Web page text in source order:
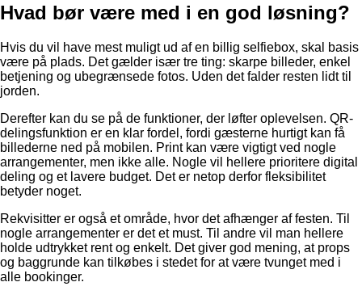
Hvad bør være med i en god løsning?
Hvis du vil have mest muligt ud af en billig selfiebox, skal basis
være på plads. Det gælder især tre ting: skarpe billeder, enkel
betjening og ubegrænsede fotos. Uden det falder resten lidt til
jorden.
Derefter kan du se på de funktioner, der løfter oplevelsen. QR-
delingsfunktion er en klar fordel, fordi gæsterne hurtigt kan få
billederne ned på mobilen. Print kan være vigtigt ved nogle
arrangementer, men ikke alle. Nogle vil hellere prioritere digital
deling og et lavere budget. Det er netop derfor fleksibilitet
betyder noget.
Rekvisitter er også et område, hvor det afhænger af festen. Til
nogle arrangementer er det et must. Til andre vil man hellere
holde udtrykket rent og enkelt. Det giver god mening, at props
og baggrunde kan tilkøbes i stedet for at være tvunget med i
alle bookinger.